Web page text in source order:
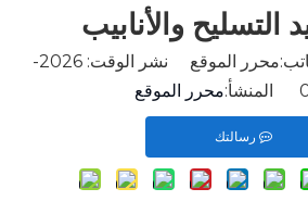
التسليح والأنابيب
الكاتب:محرر الموقع نشر الوقت: 2026-
محرر الموقع
رسالتك